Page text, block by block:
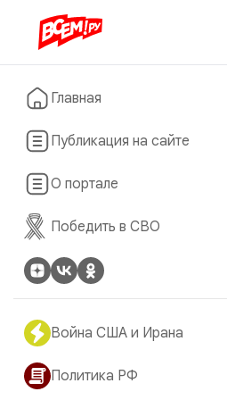
Главная
Публикация на сайте
О портале
Победить в СВО
Война США и Ирана
Политика РФ